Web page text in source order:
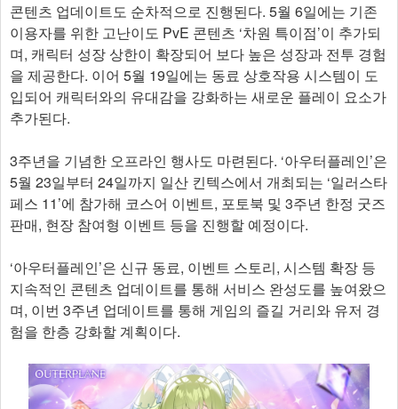
콘텐츠 업데이트도 순차적으로 진행된다. 5월 6일에는 기존
이용자를 위한 고난이도 PvE 콘텐츠 ‘차원 특이점’이 추가되
며, 캐릭터 성장 상한이 확장되어 보다 높은 성장과 전투 경험
을 제공한다. 이어 5월 19일에는 동료 상호작용 시스템이 도
입되어 캐릭터와의 유대감을 강화하는 새로운 플레이 요소가
추가된다.
3주년을 기념한 오프라인 행사도 마련된다. ‘아우터플레인’은
5월 23일부터 24일까지 일산 킨텍스에서 개최되는 ‘일러스타
페스 11’에 참가해 코스어 이벤트, 포토북 및 3주년 한정 굿즈
판매, 현장 참여형 이벤트 등을 진행할 예정이다.
‘아우터플레인’은 신규 동료, 이벤트 스토리, 시스템 확장 등
지속적인 콘텐츠 업데이트를 통해 서비스 완성도를 높여왔으
며, 이번 3주년 업데이트를 통해 게임의 즐길 거리와 유저 경
험을 한층 강화할 계획이다.